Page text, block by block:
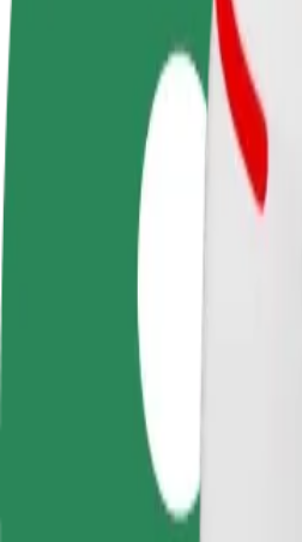
Κερδίστε χρήματα με τους
δικούς σας όρους
Πώς να φτάσεις από
Ψάχνεις τον καλύτερο τρόπο να
Primark Leicester
Fosse Shopping Park
Η άνεση και η ευκολία λίγα κλικ
Αξιόπιστες διαδρομές με